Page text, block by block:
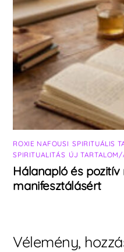
ROXIE NAFOUSI ,SPIRITUÁLIS
SPIRITUALITÁS ÚJ TARTALOM/
Hálanapló és pozitív
manifesztálásért
Vélemény,